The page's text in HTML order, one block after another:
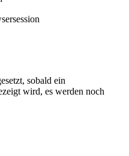
sobald ein
wird, es werden noch